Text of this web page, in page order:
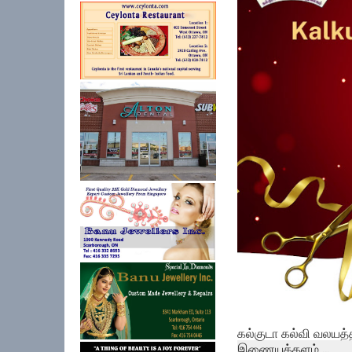
கல்குடா கல்வி